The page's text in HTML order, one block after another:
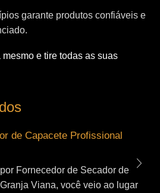
garante produtos confiáveis e
e tire todas as suas
de Capacete Profissional
Fornecedor de Secador de
Viana, você veio ao lugar